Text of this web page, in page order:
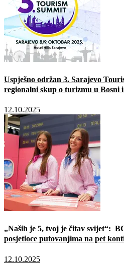
Uspješno održan 3. Sarajevo
regionalni skup o turizmu u Bosni
12.10.2025
„Naših je 5, tvoj je čitav svijet“:
posjetioce putovanjima na pet
12.10.2025